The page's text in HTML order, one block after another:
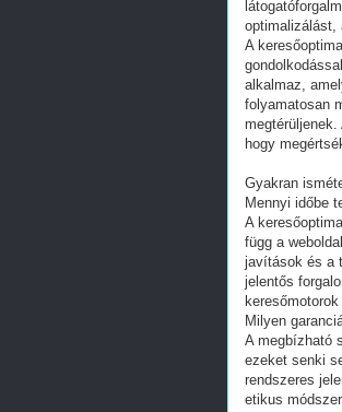
optimalizálást,
A
alkalmaz,
folyamatosan
hogy
Gyakran
Mennyi időbe
A
függ a
javítások és a
jelentős
Milyen
A megbízható
ezeket senki
rendszeres
etikus